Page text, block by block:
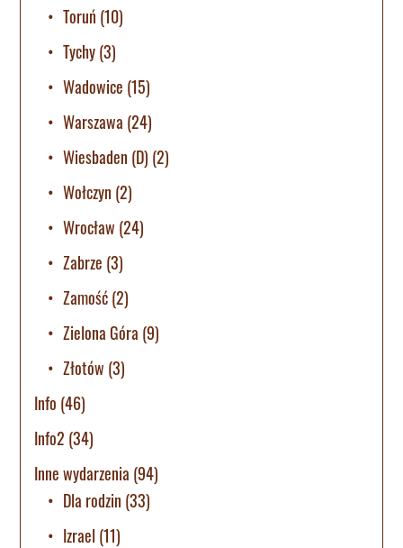
Toruń (10)
Tychy(3)
Wadowice (15)
Warszawa (24)
Wiesbaden (D) (2)
Wołczyn (2)
Wrocław (24)
Zabrze (3)
Zamość(2)
Zielona Góra (9)
Złotów (3)
Info (46)
Info2 (34)
Inne wydarzenia (94)
Dla rodzin (33)
Izrael (11)